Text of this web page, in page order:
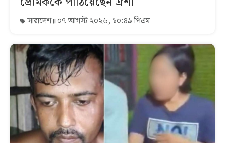
সারাদেশ ০৭ আগস্ট ২০২৬, ১০:৪৯ পিএম